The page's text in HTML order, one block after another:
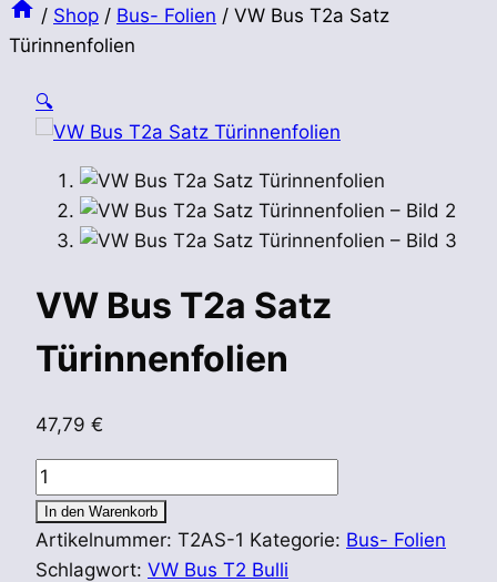
/ Shop / Bus- Folien / VW Bus T2a Satz
Türinnenfolien
🔍
VW Bus T2a Satz
Türinnenfolien
47,79 €
VW
Bus
T2a
Satz
In den Warenkorb
Artikelnummer: T2AS-1 Kategorie: Bus- Folien
Schlagwort: VW Bus T2 Bulli